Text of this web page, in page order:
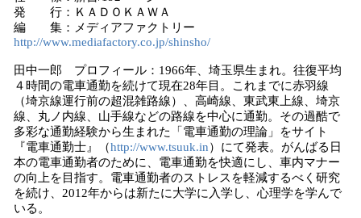
発 行：ＫＡＤＯＫＡＷＡ
編 集：メディアファクトリー
http://www.mediafactory.co.jp/shinsho/
田中一郎 プロフィール：1966年、埼玉県生まれ。往復平均
４時間の電車通勤を続けて現在28年目。これまでに赤羽線
（埼京線運行前の超混雑路線）、高崎線、東武東上線、埼京
線、丸ノ内線、山手線などの路線を中心に通勤。その過酷で
多彩な通勤経験から生まれた「電車通勤の理論」をサイト
『電車通勤士』（http://www.tsuuk.in）にて発表。がんばる日
本の電車通勤者のために、電車通勤を快適にし、車内マナー
の向上を目指す。電車通勤者のストレスを軽減するべく研究
を続け、2012年からは新たに大学に入学し、心理学を学んで
いる。